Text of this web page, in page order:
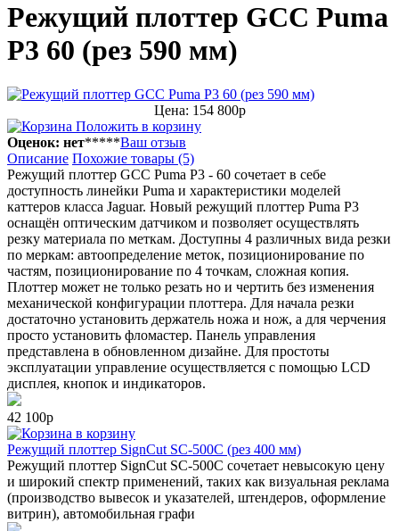
Режущий плоттер GCC Puma
P3 60 (рез 590 мм)
Цена: 154 800р
Положить в корзину
Оценок: нет*****Ваш отзыв
Описание Похожие товары (5)
Режущий плоттер GCC Puma P3 - 60 сочетает в себе
доступность линейки Puma и характеристики моделей
каттеров класса Jaguar. Новый режущий плоттер Puma P3
оснащён оптическим датчиком и позволяет осуществлять
резку материала по меткам. Доступны 4 различных вида резки
по меркам: автоопределение меток, позиционирование по
частям, позиционирование по 4 точкам, сложная копия.
Плоттер может не только резать но и чертить без изменения
механической конфигурации плоттера. Для начала резки
достаточно установить держатель ножа и нож, а для черчения
просто установить фломастер. Панель управления
представлена в обновленном дизайне. Для простоты
эксплуатации управление осуществляется с помощью LCD
дисплея, кнопок и индикаторов.
42 100р
в корзину
Режущий плоттер SignCut SC-500C (рез 400 мм)
Режущий плоттер SignCut SC-500C сочетает невысокую цену
и широкий спектр применений, таких как визуальная реклама
(производство вывесок и указателей, штендеров, оформление
витрин), автомобильная графи